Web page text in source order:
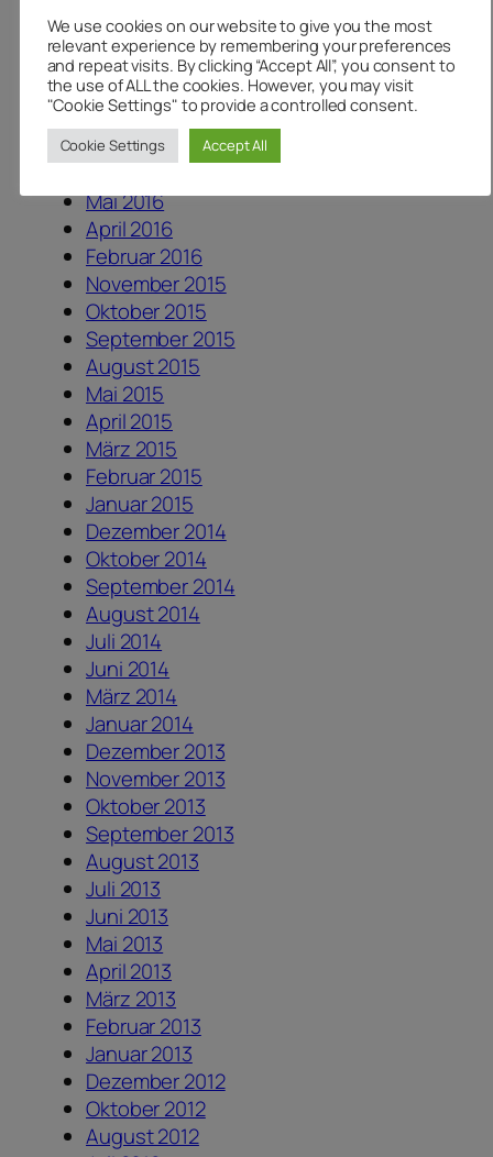
August 2017
Juli 2017
Juni 2017
Dezember 2016
August 2016
Mai 2016
April 2016
Februar 2016
November 2015
Oktober 2015
September 2015
August 2015
Mai 2015
April 2015
März 2015
Februar 2015
Januar 2015
Dezember 2014
Oktober 2014
September 2014
August 2014
Juli 2014
Juni 2014
März 2014
Januar 2014
Dezember 2013
November 2013
Oktober 2013
September 2013
August 2013
Juli 2013
Juni 2013
Mai 2013
April 2013
März 2013
Februar 2013
Januar 2013
Dezember 2012
Oktober 2012
August 2012
We use cookies on our website to give you the most
relevant experience by remembering your preferences
and repeat visits. By clicking “Accept All”, you consent to
the use of ALL the cookies. However, you may visit
"Cookie Settings" to provide a controlled consent.
Cookie Settings Accept All